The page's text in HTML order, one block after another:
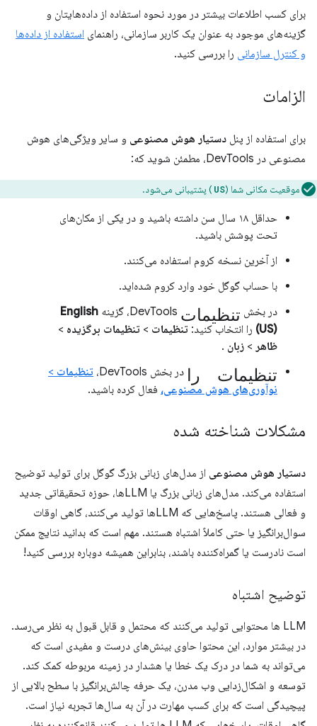
برای کسب اطلاعات بیشتر در مورد نحوه استفاده از داده‌هایتان و
گزینه‌های موجود به عنوان یک کاربر سازمانی، راهنمای استفاده از داده‌ها
و کنترل سازمانی را بررسی کنید.
الزامات
برای استفاده از پنل دستیار هوش مصنوعی و سایر ویژگی‌های هوش
مصنوعی در DevTools، مطمئن شوید که:
موقعیت مکانی شما (US ) پشتیبانی می‌شود.
حداقل ۱۸ سال سن داشته باشید و در یکی از مکان‌های
تحت پوشش باشید.
از آخرین نسخه کروم استفاده می‌کنند.
با حساب گوگل خود وارد کروم شده‌اید.
در بخش تنظیمات
English
(US) را انتخاب کنید: تنظیمات > تنظیمات برگزیده >
ظاهر > زبان .
تنظیمات را در بخش DevTools، تنظیمات >
نوآوری‌های هوش مصنوعی، فعال کرده باشید.
مشکلات شناخته شده
دستیار هوش مصنوعی از مدل‌های زبانی بزرگ گوگل برای تولید توضیح
استفاده می‌کند. مدل‌های زبانی بزرگ یا LLMها، حوزه تحقیقاتی جدید
و فعالی هستند. پاسخ‌هایی که LLMها تولید می‌کنند، گاهی اوقات
سوال‌برانگیز یا حتی کاملاً اشتباه هستند. مهم است که بدانید نتایج ممکن
است نادرست یا گمراه‌کننده باشند، بنابراین همیشه دوباره بررسی کنید!
توضیح اشتباه
LLM ها محتوایی تولید می‌کنند که محتمل و قابل قبول به نظر می‌رسد.
در بیشتر موارد، این محتوا حاوی بینش‌های درست و مفیدی است که
می‌تواند به شما در درک یک خطا یا هشدار در زمینه مربوطه کمک کند.
توسعه و اشکال‌زدایی وب مدرن، یک حرفه چالش‌برانگیز با سطح بالایی از
پیچیدگی است که برای کسب مهارت در آن به سال‌ها تجربه نیاز است.